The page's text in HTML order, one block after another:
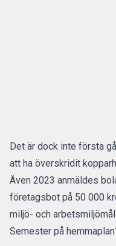
Det är dock inte första
att ha överskridit
Även 2023 anmäldes
företagsbot på 50 000
miljö- och arbetsmiljömål.
Semester på